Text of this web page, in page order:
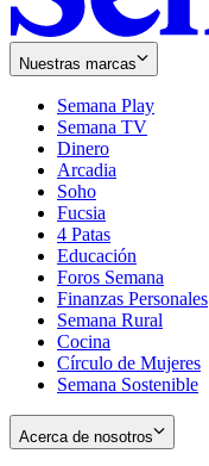
Nuestras marcas
Semana Play
Semana TV
Dinero
Arcadia
Soho
in
new
window
Fucsia
in
new
window
4 Patas
Educación
Foros Semana
Finanzas Personales
Semana Rural
Cocina
Círculo de Mujeres
Semana Sostenible
Acerca de nosotros